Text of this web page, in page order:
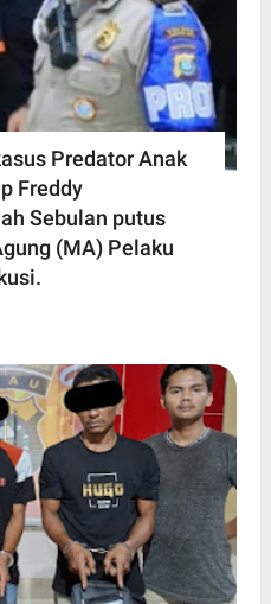
Predator Anak
Freddy
Sebulan putus
(MA) Pelaku